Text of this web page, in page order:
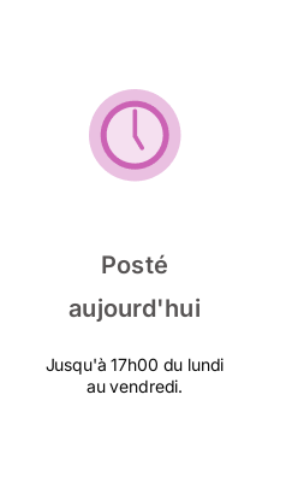
Posté
aujourd'hui
Jusqu'à 17h00 du lundi
au vendredi.